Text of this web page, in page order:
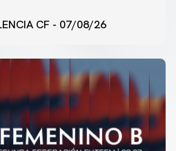
CF - 07/08/26